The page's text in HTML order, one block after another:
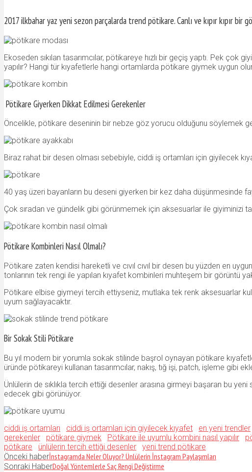
2017 ilkbahar yaz yeni sezon parçalarda trend pötikare. Canlı ve kıpır kıpır bir
Ekoseden sıkılan tasarımcılar, pötikareye hızlı bir geçiş yaptı. Pek çok
yapılır? Hangi tür kıyafetlerle hangi ortamlarda pötikare giymek uygun
Pötikare Giyerken Dikkat Edilmesi Gerekenler
Öncelikle, pötikare deseninin bir nebze göz yorucu olduğunu söylemek
Biraz rahat bir desen olması sebebiyle, ciddi iş ortamları için giyilecek
40 yaş üzeri bayanların bu deseni giyerken bir kez daha düşünmesinde
Çok sıradan ve gündelik gibi görünmemek için aksesuarlar ile giyiminizi
Pötikare Kombinleri Nasıl Olmalı?
Pötikare zaten kendisi hareketli ve cıvıl cıvıl bir desen bu yüzden en
tonlarının tek rengi ile yapılan kıyafet kombinleri muhteşem bir görüntü
Pötikare elbise giymeyi tercih ettiyseniz, mutlaka tek renk aksesuarlar
uyum sağlayacaktır.
Bir Sokak Stili Pötikare
Bu yıl modern bir yorumla sokak stilinde başrol oynayan pötikare
üründe pötikareyi kullanan tasarımcılar, nakış, tığ işi, patch, işleme gibi
Ünlülerin de sıklıkla tercih ettiği desenler arasına girmeyi başaran bu
edecek gibi görünüyor.
ciddi iş ortamları ciddi iş ortamları için giyilecek kıyafet en yeni trendler
gerekenler
pötikare giymek Pötikare ile uyumlu kombini nasıl yapılır
pötikare
ünlülerin tercih ettiği desenler
yeni trend pötikare
Önceki haberİnstagramda Neler Oluyor? Ünlülerin İnstagram Paylaşımları
Sonraki HaberDoğal Yöntemlerle Saç Rengi Değiştirme